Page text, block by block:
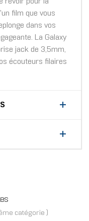
film que vous
dans vos
La Galaxy
jack de 3,5mm,
écouteurs filaires
catégorie )